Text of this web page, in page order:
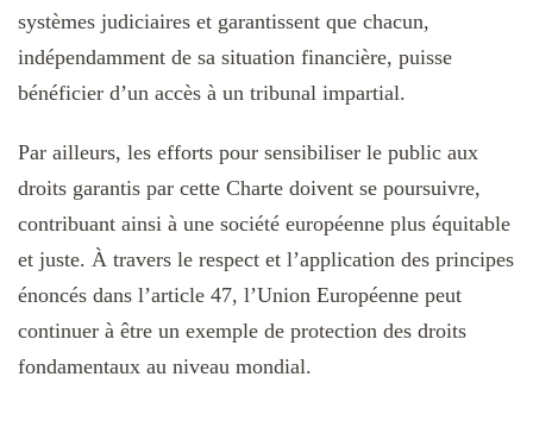
systèmes judiciaires et garantissent que chacun,
indépendamment de sa situation financière, puisse
bénéficier d’un accès à un tribunal impartial.
Par ailleurs, les efforts pour sensibiliser le public aux
droits garantis par cette Charte doivent se poursuivre,
contribuant ainsi à une société européenne plus équitable
et juste. À travers le respect et l’application des principes
énoncés dans l’article 47, l’Union Européenne peut
continuer à être un exemple de protection des droits
fondamentaux au niveau mondial.